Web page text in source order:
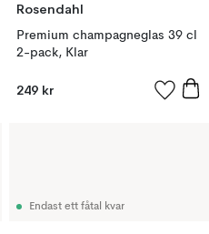
Rosendahl
Premium champagneglas 39 cl
2-pack, Klar
249 kr
Endast ett fåtal kvar